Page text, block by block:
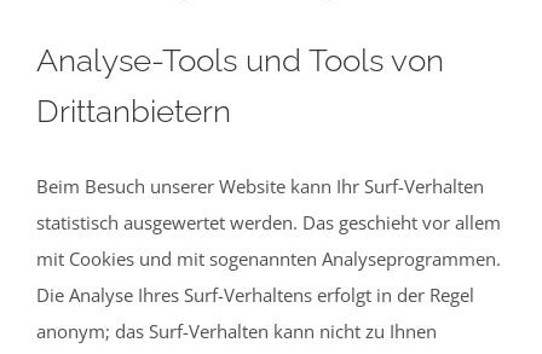
Analyse-Tools und Tools von
Drittanbietern
Beim Besuch unserer Website kann Ihr Surf-Verhalten
statistisch ausgewertet werden. Das geschieht vor allem
mit Cookies und mit sogenannten Analyseprogrammen.
Die Analyse Ihres Surf-Verhaltens erfolgt in der Regel
anonym; das Surf-Verhalten kann nicht zu Ihnen